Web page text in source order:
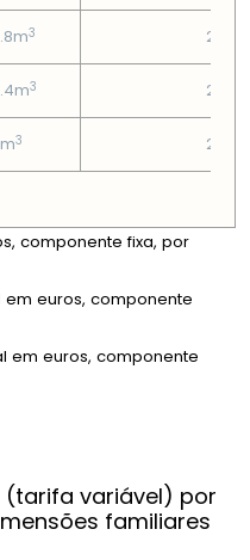
3 2.66€
3 2.66€
3 2.66€
componente fixa, por
euros, componente
em euros, componente
variável) por
familiares